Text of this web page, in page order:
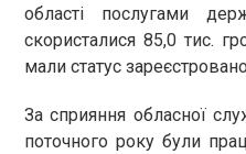
області послугами
скористалися 85,0 тис.
мали статус
За сприяння обласної
поточного року були